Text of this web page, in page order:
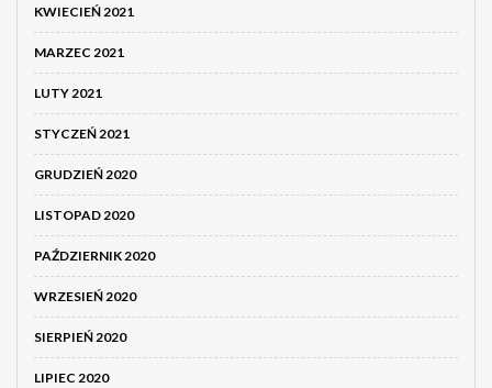
KWIECIEŃ 2021
MARZEC 2021
LUTY 2021
STYCZEŃ 2021
GRUDZIEŃ 2020
LISTOPAD 2020
PAŹDZIERNIK 2020
WRZESIEŃ 2020
SIERPIEŃ 2020
LIPIEC 2020